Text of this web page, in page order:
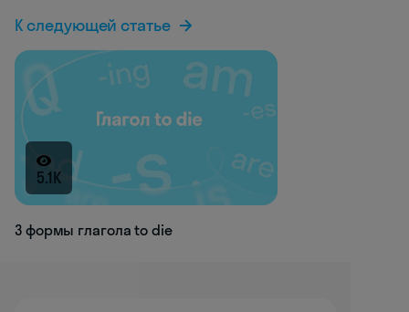
К следующей статье
5.1K
3 формы глагола to die